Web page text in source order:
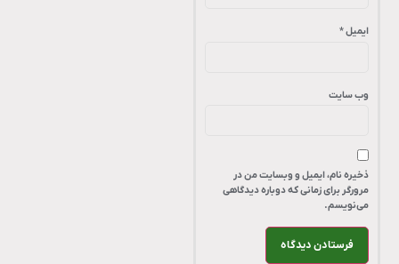
ایمیل*
وب‌ سایت
ذخیره نام، ایمیل و وبسایت من در
مرورگر برای زمانی که دوباره دیدگاهی
می‌نویسم.